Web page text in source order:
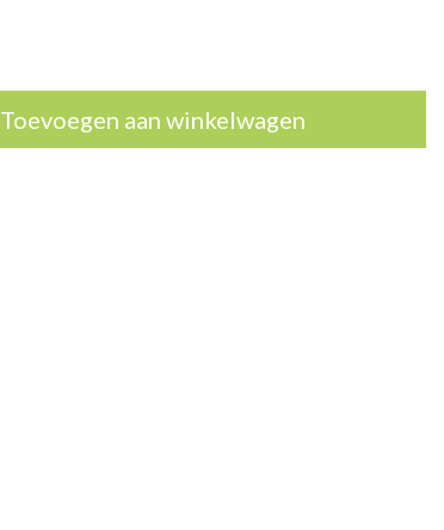
Toevoegen aan winkelwagen